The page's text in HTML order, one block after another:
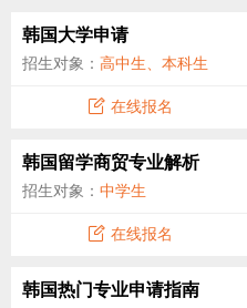
韩国大学申请
招生对象： 高中生、本科生
在线报名
韩国留学商贸专业解析
招生对象： 中学生
在线报名
韩国热门专业申请指南